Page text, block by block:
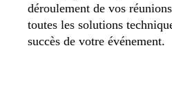
déroulement de vos
toutes les solutions
succès de votre événement.